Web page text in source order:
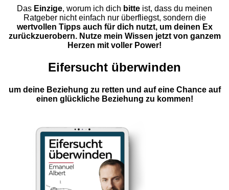
Das Einzige, worum ich dich bitte ist, dass du meinen
Ratgeber nicht einfach nur überfliegst, sondern die
wertvollen Tipps auch für dich nutzt, um deinen Ex
zurückzuerobern. Nutze mein Wissen jetzt von ganzem
Herzen mit voller Power!
Eifersucht überwinden
um deine Beziehung zu retten und auf eine Chance auf
einen glückliche Beziehung zu kommen!